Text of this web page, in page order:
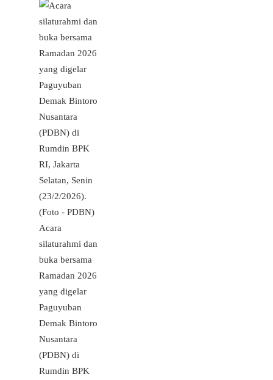
Acara
silaturahmi dan
buka bersama
Ramadan 2026
yang digelar
Paguyuban
Demak Bintoro
Nusantara
(PDBN) di
Rumdin BPK